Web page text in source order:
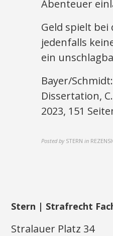
Abenteuer
Geld spielt bei
jedenfalls
ein
Bayer/
Dissertation,
2023, 151
Posted by STERN in
Stern | Strafrecht
Stralauer Platz 34